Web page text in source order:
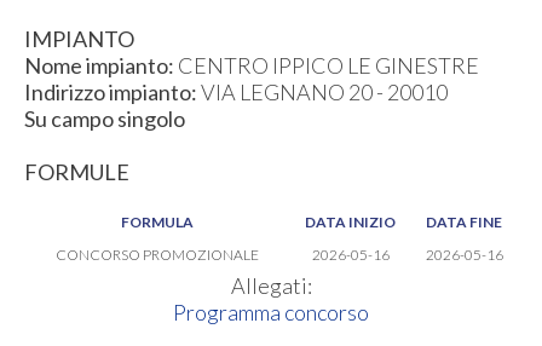
IMPIANTO
Nome impianto: CENTRO IPPICO LE GINESTRE
Indirizzo impianto:VIA LEGNANO 20 - 20010
Su campo singolo
FORMULE
FORMULA DATA INIZIO
DATA FINE
CONCORSO PROMOZIONALE
2026-05-16 2026-05-16
Allegati:
Programma concorso